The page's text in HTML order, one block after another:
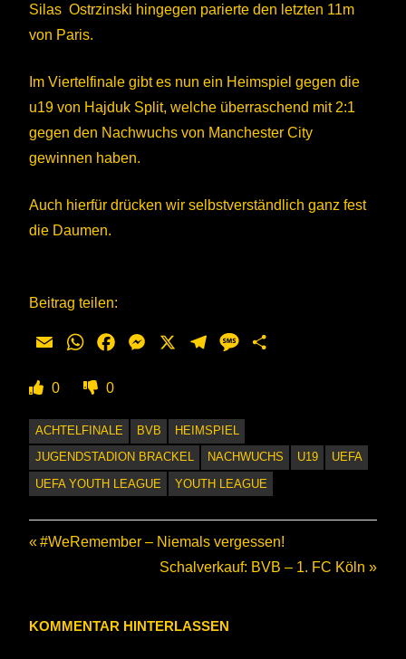
Silas Ostrzinski hingegen parierte den letzten 11m
von Paris.
Im Viertelfinale gibt es nun ein Heimspiel gegen die
u19 von Hajduk Split, welche überraschend mit 2:1
gegen den Nachwuchs von Manchester City
gewinnen haben.
Auch hierfür drücken wir selbstverständlich ganz fest
die Daumen.
Beitrag teilen:
Email WhatsAppFacebookMessengerTelegramMessage
0 0
ACHTELFINALE BVB
HEIMSPIEL
JUGENDSTADION BRACKEL
NACHWUCHS U19
UEFA
UEFA YOUTH LEAGUE
YOUTH LEAGUE
Beitragsnavigation
Vorheriger
#WeRemember – Niemals vergessen!
Nächster
Schalverkauf: BVB – 1. FC Köln
KOMMENTAR HINTERLASSEN